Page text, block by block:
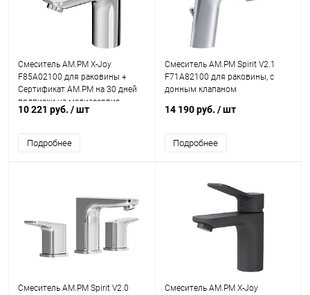
Смеситель AM.PM X-Joy
F85A02100 для раковины +
Сертификат AM.PM на 30 дней
подписки на медиасервис
10 221 руб. / шт
Подробнее
Смеситель AM.PM Spirit V2.1
F71A82100 для раковины, с
донным клапаном
14 190 руб. / шт
Подробнее
Смеситель AM.PM Spirit V2.0
Смеситель AM.PM X-Joy